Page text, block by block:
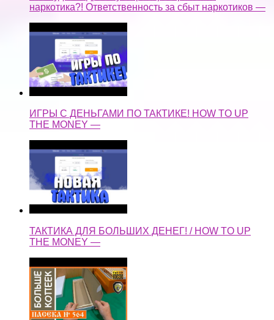
наркотика?! Ответственность за сбыт наркотиков —
ИГРЫ С ДЕНЬГАМИ ПО ТАКТИКЕ! HOW TO UP
THE MONEY —
ТАКТИКА ДЛЯ БОЛЬШИХ ДЕНЕГ! / HOW TO UP
THE MONEY —